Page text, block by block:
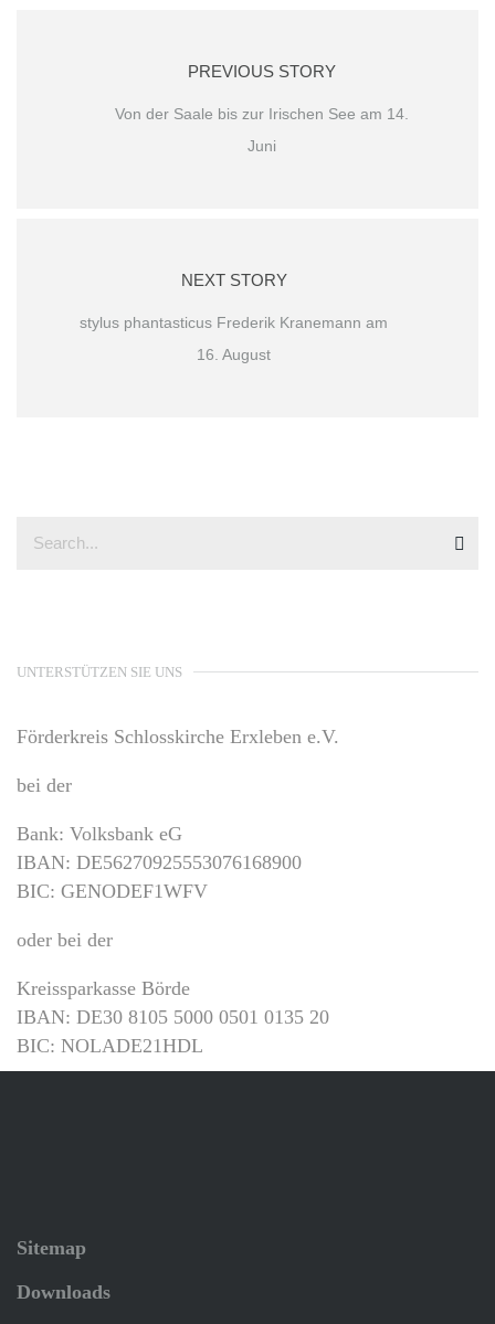
PREVIOUS STORY
Von der Saale bis zur Irischen See am 14.
Juni
NEXT STORY
stylus phantasticus Frederik Kranemann am
16. August
UNTERSTÜTZEN SIE UNS
Förderkreis Schlosskirche Erxleben e.V.
bei der
Bank: Volksbank eG
IBAN: DE56270925553076168900
BIC: GENODEF1WFV
oder bei der
Kreissparkasse Börde
IBAN: DE30 8105 5000 0501 0135 20
BIC: NOLADE21HDL
Sitemap
Downloads